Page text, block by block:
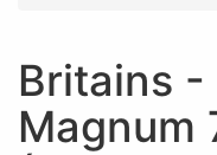
Britains -
Magnum